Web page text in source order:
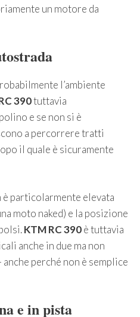
un motore da
l’ambiente
390tuttavia
e se non si è
a percorrere tratti
il quale è sicuramente
è particolarmente elevata
moto naked) e la posizione
KTM RC 390è tuttavia
anche in due ma non
perché non è semplice
e in pista